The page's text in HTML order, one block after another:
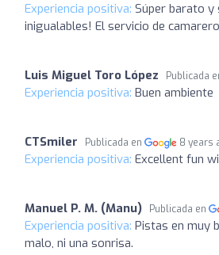
Experiencia positiva: Súper barato y
inigualables! El servicio de
Luis Miguel Toro López Publicada
Experiencia positiva: Buen ambiente
CTSmiler Publicada en 8 years
Experiencia positiva: Excellent fun
Manuel P. M. (Manu) Publicada en
Experiencia positiva: Pistas en muy
malo, ni una sonrisa.